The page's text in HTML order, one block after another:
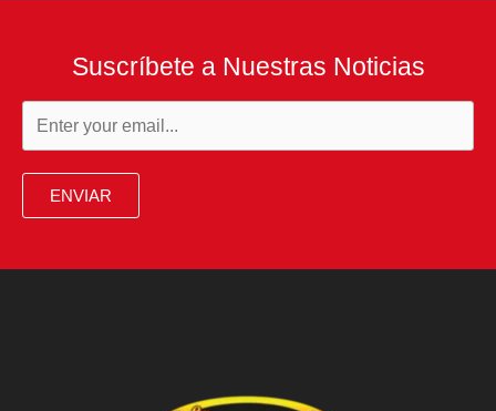
Suscríbete a Nuestras Noticias
ENVIAR